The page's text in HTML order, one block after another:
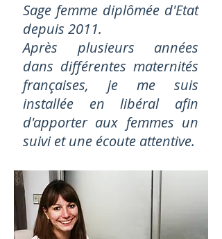
Sage femme diplômée d'Etat
depuis 2011.
Après plusieurs années
dans différentes maternités
françaises, je me suis
installée en libéral afin
d'apporter aux femmes un
suivi et une écoute attentive.